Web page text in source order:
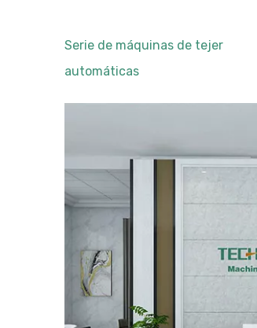
Serie de máquinas de tejer
automáticas